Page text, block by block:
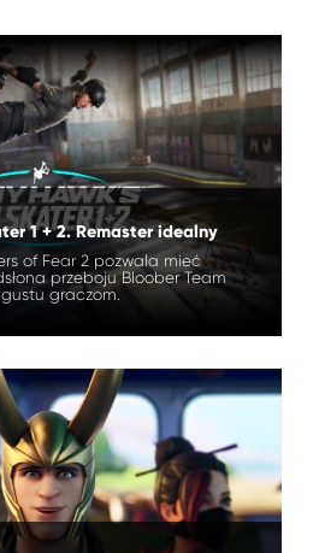
1 + 2. Remaster idealny
of Fear 2 pozwala mieć
przeboju Bloober Team
graczom.